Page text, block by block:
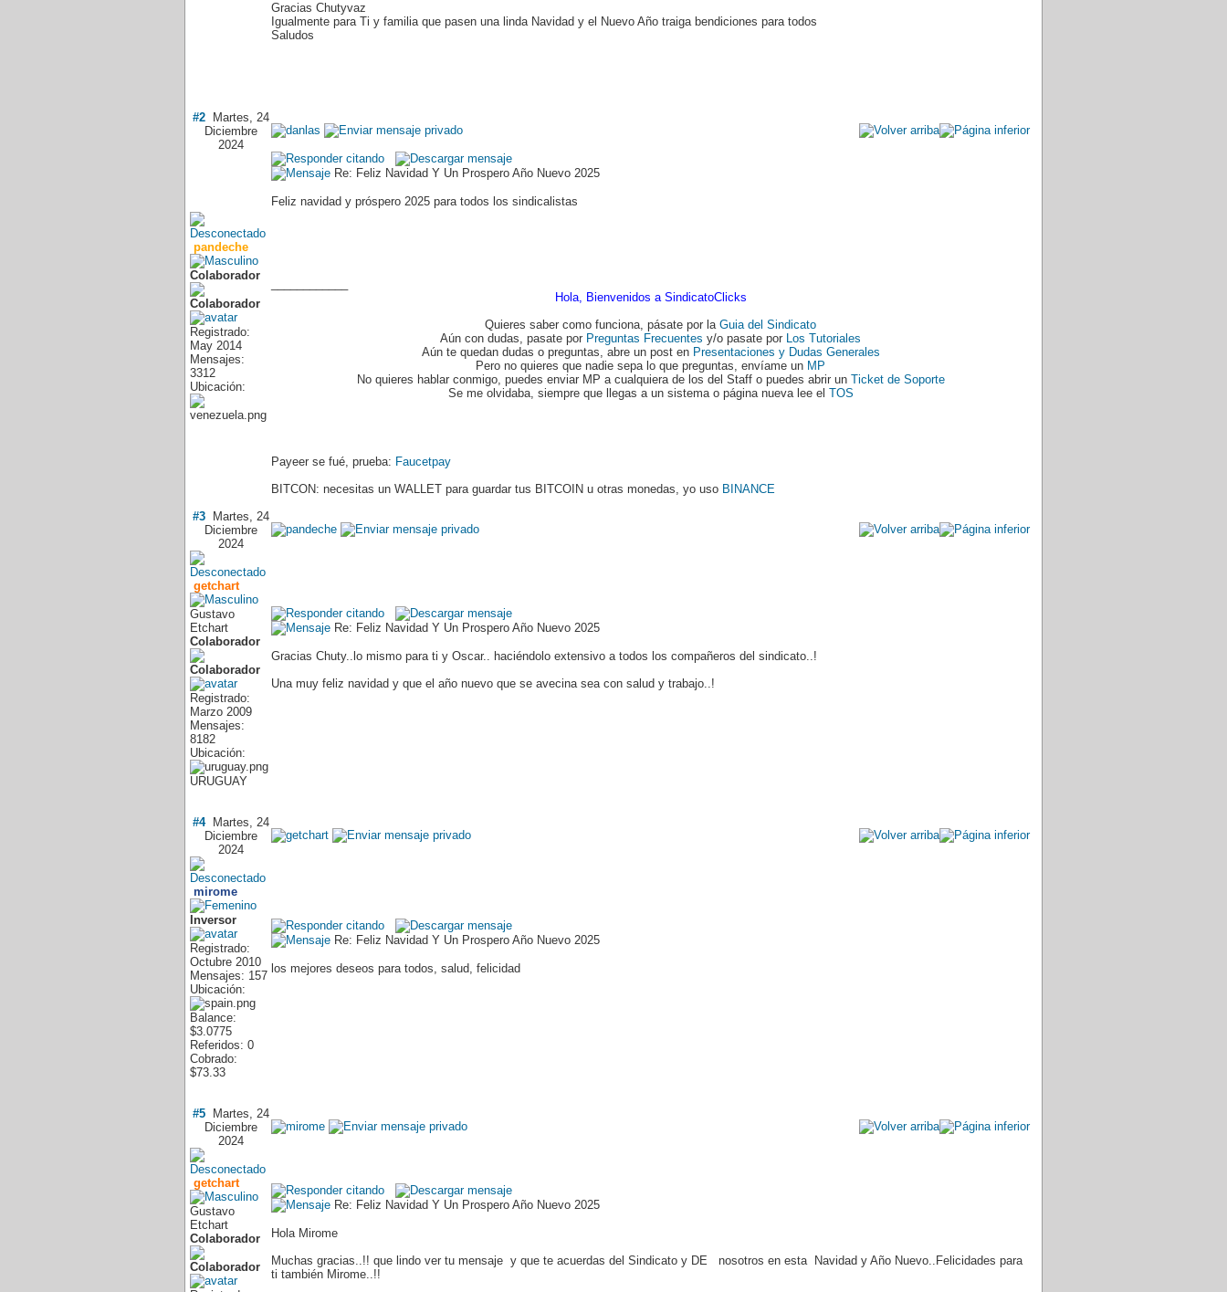
Gracias Chutyvaz
Igualmente para Ti y familia que pasen una linda Navidad y el Nuevo Año traiga bendiciones para todos
Saludos
#2Martes, 24
Diciembre
2024
pandeche
Colaborador
Registrado:
May 2014
Mensajes:
3312
Ubicación:
Re: Feliz Navidad Y Un Prospero Año Nuevo 2025
Feliz navidad y próspero 2025 para todos los sindicalistas
Hola, Bienvenidos a SindicatoClicks
Quieres saber como funciona, pásate por la Guia del Sindicato
Aún con dudas, pasate por Preguntas Frecuentes y/o pasate por Los Tutoriales
Aún te quedan dudas o preguntas, abre un post en Presentaciones y Dudas Generales
Pero no quieres que nadie sepa lo que preguntas, envíame un MP
No quieres hablar conmigo, puedes enviar MP a cualquiera de los del Staff o puedes abrir un Ticket de Soporte
Se me olvidaba, siempre que llegas a un sistema o página nueva lee el TOS
Payeer se fué, prueba: Faucetpay
BITCON: necesitas un WALLET para guardar tus BITCOIN u otras monedas, yo uso BINANCE
#3Martes, 24
Diciembre
2024
getchart
Gustavo
Etchart
Colaborador
Registrado:
Marzo 2009
Mensajes:
8182
Ubicación:
URUGUAY
Re: Feliz Navidad Y Un Prospero Año Nuevo 2025
Gracias Chuty..lo mismo para ti y Oscar.. haciéndolo extensivo a todos los compañeros del sindicato..!
Una muy feliz navidad y que el año nuevo que se avecina sea con salud y trabajo..!
#4Martes, 24
Diciembre
2024
mirome
Inversor
Registrado:
Octubre 2010
Mensajes: 157
Ubicación:
Balance:
$3.0775
Referidos: 0
Cobrado:
$73.33
Re: Feliz Navidad Y Un Prospero Año Nuevo 2025
los mejores deseos para todos, salud, felicidad
#5Martes, 24
Diciembre
2024
getchart
Gustavo
Etchart
Colaborador
Re: Feliz Navidad Y Un Prospero Año Nuevo 2025
Hola Mirome
Muchas gracias..!! que lindo ver tu mensaje y que te acuerdas del Sindicato y DE nosotros en esta Navidad y Año Nuevo..Felicidades para
ti también Mirome..!!